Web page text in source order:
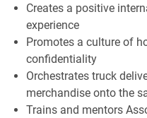
Creates a positive
experience
Promotes a culture of
confidentiality
Orchestrates truck
merchandise onto the
Trains and mentors